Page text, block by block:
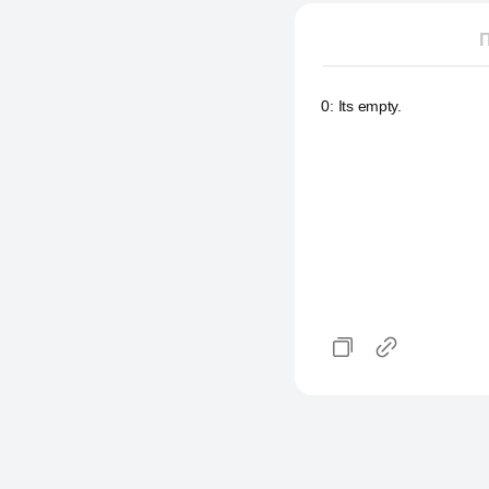
0: Its empty.